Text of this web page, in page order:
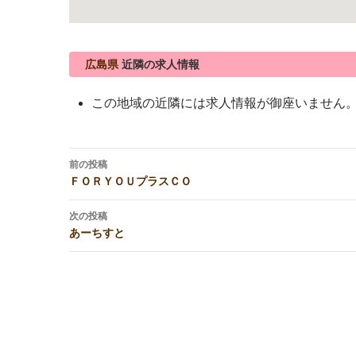
広島県近隣の求人情報
この地域の近隣には求人情報が御座いません
投
稿
ナ
ビ
ゲ
ー
前の投稿
ＦＯＲＹＯＵプラスＣＯ
次の投稿
あーちすと